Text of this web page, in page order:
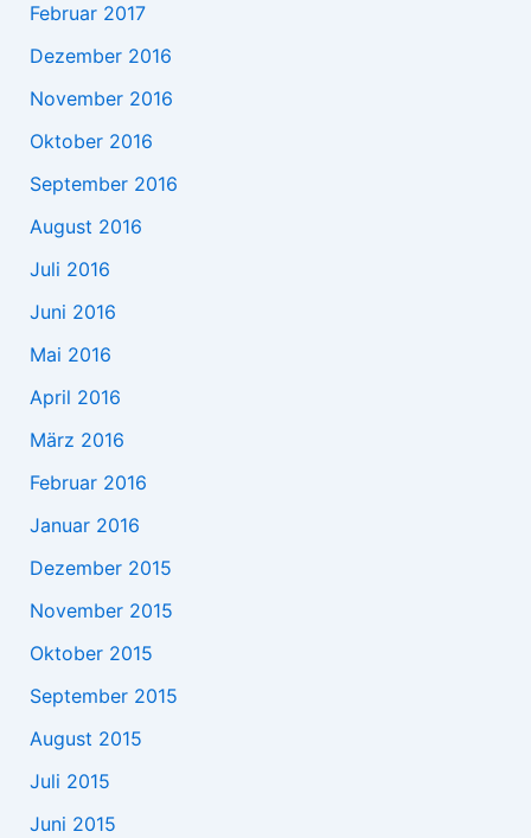
Februar 2017
Dezember 2016
November 2016
Oktober 2016
September 2016
August 2016
Juli 2016
Juni 2016
Mai 2016
April 2016
März 2016
Februar 2016
Januar 2016
Dezember 2015
November 2015
Oktober 2015
September 2015
August 2015
Juli 2015
Juni 2015